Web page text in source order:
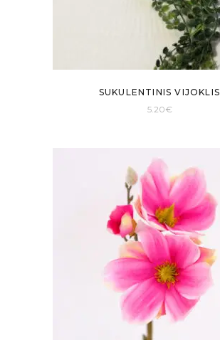
SUKULENTINIS VIJOKLIS
5.20€